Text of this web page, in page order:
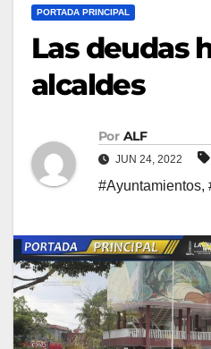
PORTADA PRINCIPAL
Las deudas
alcaldes
Por ALF
JUN 24, 2022
#Ayuntamientos,